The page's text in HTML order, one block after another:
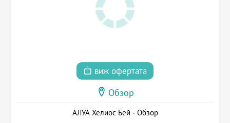
виж офертата
Обзор
АЛУА Хелиос Бей - Обзор